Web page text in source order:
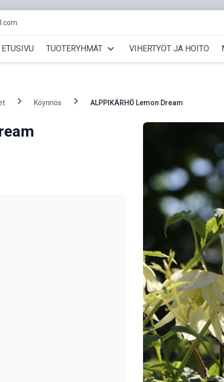
ETUSIVU TUOTERYHMÄT expand_more VIHERTYÖT JA HOITO
chevron_right Köynnös chevron_right ALPPIKÄRHÖ Lemon Dream